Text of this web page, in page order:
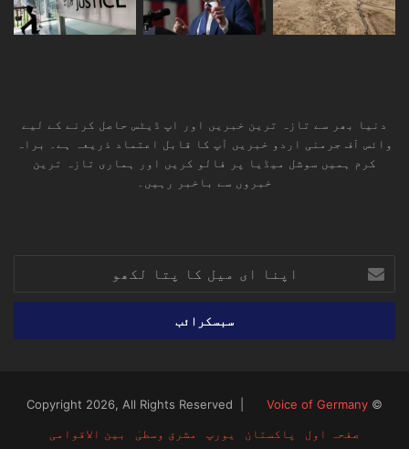
دنیا بھر سے تازہ ترین خبریں اور اپ ڈیٹس حاصل کرنے کے لیے
وائس آف جرمنی اردو خبریں آپ کا قابل اعتماد ذریعہ ہے۔ براہ
کرم ہمیں سوشل میڈیا پر فالو کریں اور ہماری تازہ ترین
خبروں سے باخبر رہیں۔
ای
میل
پتا
© Copyright 2026, All Rights Reserved |
Voice of Germany
صفحہ اول
پاکستان یورپ مشرق وسطیٰ بین الاقوامی